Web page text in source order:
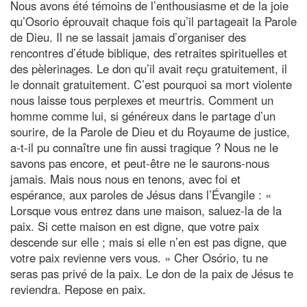
Nous avons été témoins de l’enthousiasme et de la joie
qu’Osorio éprouvait chaque fois qu’il partageait la Parole
de Dieu. Il ne se lassait jamais d’organiser des
rencontres d’étude biblique, des retraites spirituelles et
des pèlerinages. Le don qu’il avait reçu gratuitement, il
le donnait gratuitement. C’est pourquoi sa mort violente
nous laisse tous perplexes et meurtris. Comment un
homme comme lui, si généreux dans le partage d’un
sourire, de la Parole de Dieu et du Royaume de justice,
a-t-il pu connaître une fin aussi tragique ? Nous ne le
savons pas encore, et peut-être ne le saurons-nous
jamais. Mais nous nous en tenons, avec foi et
espérance, aux paroles de Jésus dans l’Évangile : «
Lorsque vous entrez dans une maison, saluez-la de la
paix. Si cette maison en est digne, que votre paix
descende sur elle ; mais si elle n’en est pas digne, que
votre paix revienne vers vous. » Cher Osório, tu ne
seras pas privé de la paix. Le don de la paix de Jésus te
reviendra. Repose en paix.